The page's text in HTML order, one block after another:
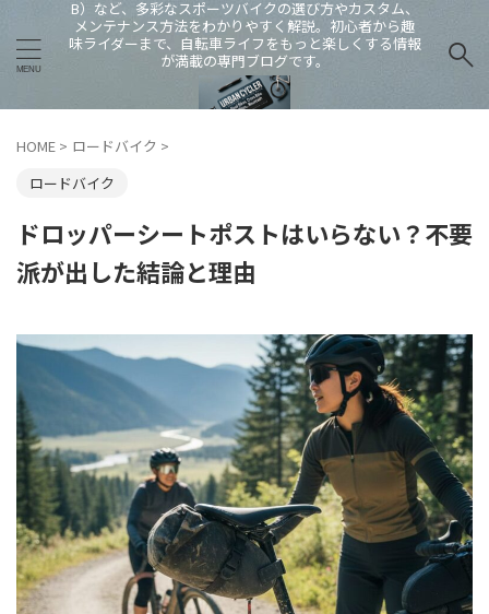
B）など、多彩なスポーツバイクの選び方やカスタム、
メンテナンス方法をわかりやすく解説。初心者から趣
味ライダーまで、自転車ライフをもっと楽しくする情報
が満載の専門ブログです。
HOME > ロードバイク >
ロードバイク
ドロッパーシートポストはいらない？不要
派が出した結論と理由